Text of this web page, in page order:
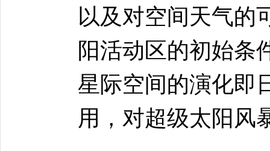
以及对空间天气的
阳活动区的初始条
星际空间的演化即
用，对超级太阳风